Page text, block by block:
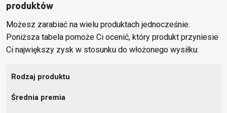
produktów
Możesz zarabiać na wielu produktach jednocześnie.
Poniższa tabela pomoże Ci ocenić, który produkt przyniesie
Ci największy zysk w stosunku do włożonego wysiłku:
Rodzaj produktu
Średnia premia